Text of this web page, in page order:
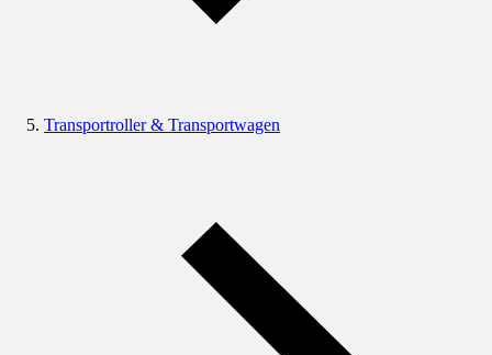
Transportroller & Transportwagen